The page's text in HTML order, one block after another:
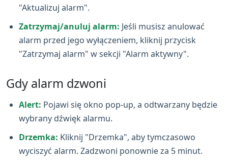
"Aktualizuj alarm".
Zatrzymaj/anuluj alarm: Jeśli musisz anulować
alarm przed jego wyłączeniem, kliknij przycisk
"Zatrzymaj alarm" w sekcji "Alarm aktywny".
Gdy alarm dzwoni
Alert: Pojawi się okno pop‑up, a odtwarzany będzie
wybrany dźwięk alarmu.
Drzemka: Kliknij "Drzemka", aby tymczasowo
wyciszyć alarm. Zadzwoni ponownie za 5 minut.